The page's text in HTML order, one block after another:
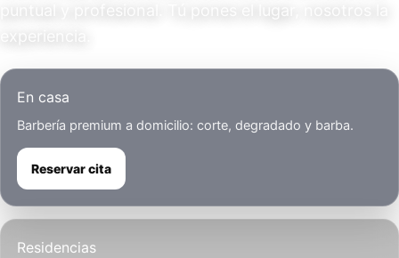
puntual y profesional. Tú pones el lugar, nosotros la
En casa
Barbería premium a domicilio: corte, degradado y barba.
Reservar cita
Residencias